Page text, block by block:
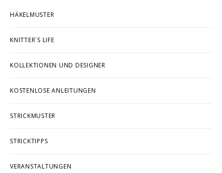
HÄKELMUSTER
KNITTER´S LIFE
KOLLEKTIONEN UND DESIGNER
KOSTENLOSE ANLEITUNGEN
STRICKMUSTER
STRICKTIPPS
VERANSTALTUNGEN